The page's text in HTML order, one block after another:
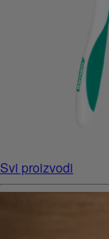
Svi proizvodi